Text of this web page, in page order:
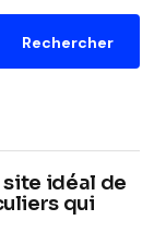
Rechercher
site idéal de
qui